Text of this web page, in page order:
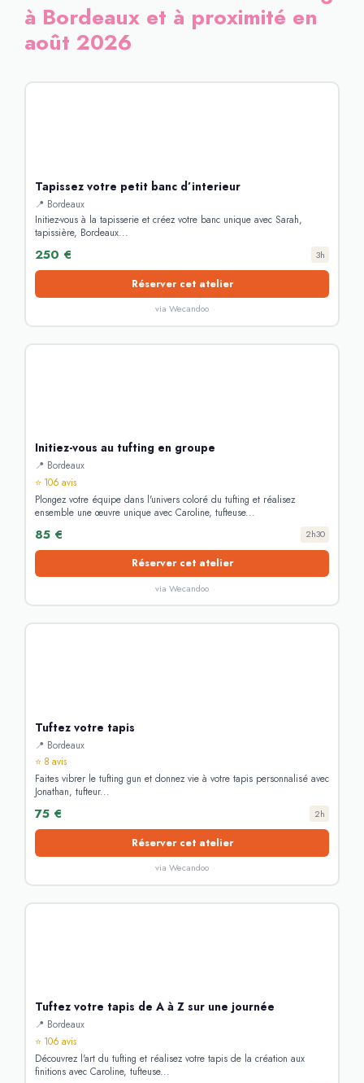
à Bordeaux et à proximité en
août 2026
Tapissez votre petit banc d’interieur
📍 Bordeaux
Initiez-vous à la tapisserie et créez votre banc unique avec Sarah,
tapissière, Bordeaux...
250 € 3h
Réserver cet atelier
via Wecandoo
Initiez-vous au tufting en groupe
📍 Bordeaux
⭐ 106 avis
Plongez votre équipe dans l'univers coloré du tufting et réalisez
ensemble une œuvre unique avec Caroline, tufteuse...
85 € 2h30
Réserver cet atelier
via Wecandoo
Tuftez votre tapis
📍 Bordeaux
⭐ 8 avis
Faites vibrer le tufting gun et donnez vie à votre tapis personnalisé avec
Jonathan, tufteur...
75 € 2h
Réserver cet atelier
via Wecandoo
Tuftez votre tapis de A à Z sur une journée
📍 Bordeaux
⭐ 106 avis
Découvrez l'art du tufting et réalisez votre tapis de la création aux
finitions avec Caroline, tufteuse...